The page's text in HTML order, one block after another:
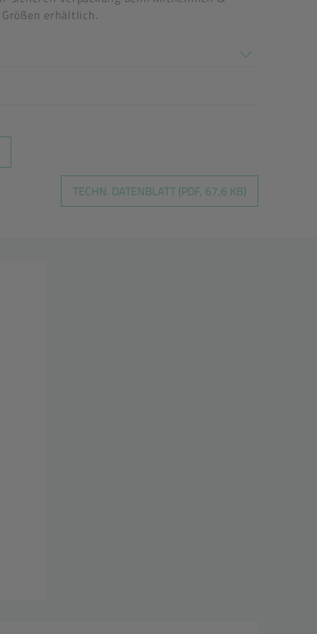
erhältlich.
TECHN. DATENBLATT (PDF, 67,6 KB)